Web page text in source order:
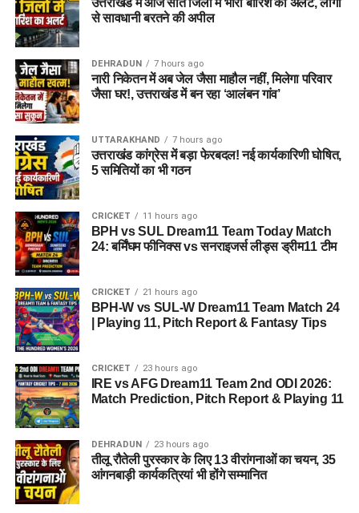
उपलब्ध कराई जा सकती है। इस पहल का मकसद सिर्फ महिलाओं और
बच्चों को रहने की जगह देना नहीं, बल्कि उन्हें ऐसा वातावरण उपलब्ध कराना
है, जहां वे खुद को सुरक्षित, सम्मानित और परिवार का हिस्सा महसूस कर
सकें।
5 एकड़ जमीन की हो रही है तलाश
आलंबन गांव विकसित करने के लिए करीब 5 एकड़ जमीन की आवश्यकता
बताई गई है। विभाग की पहली प्राथमिकता देहरादून जिले या उसके
आसपास जमीन तलाशने की थी, लेकिन फिलहाल उपयुक्त जमीन उपलब्ध
नहीं हो पाई है। अब विभाग की ओर से हरिद्वार और आसपास के क्षेत्रों में
जमीन की तलाश की जा रही है। अधिकारियों को उम्मीद है कि हरिद्वार में
इसके लिए उपयुक्त जमीन मिल सकती है।
इसके अलावा उत्तरकाशी जिले के चिन्यालीसौड़ में भी एक जमीन को लेकर
संभावनाएं देखी जा रही हैं। विभाग यह जांच कर रहा है कि वहां की जमीन
और परिस्थितियां आलंबन गांव के निर्माण के लिए उपयुक्त हैं या नहीं।
महिलाओं और बच्चों को मिलेगा नया जीवन
आलंबन गांव की यह योजना सिर्फ एक नया भवन या परिसर तैयार करने की
कवायद नहीं है, बल्कि नारी निकेतन में रहने वाली महिलाओं और बच्चों के
प्रति सोच में बदलाव की कोशिश भी है।
अगर यह योजना धरातल पर उतरती है तो संस्थागत जीवन की जगह उन्हें
परिवार जैसा माहौल, बेहतर स्वतंत्रता और सामाजिक वातावरण मिल
सकेगा। इससे बच्चों और महिलाओं के मानसिक और सामाजिक विकास में
से सावधानी बरतने की अपील
DEHRADUN 7 hours ago
नारी निकेतन में अब जेल जैसा माहौल नहीं, मिलेगा परिवार
जैसा घर!, उत्तराखंड में बन रहा ‘आलंबन गांव’
UTTARAKHAND 7 hours ago
उत्तराखंड कांग्रेस में बड़ा फेरबदल! नई कार्यकारिणी घोषित,
5 समितियों का भी गठन
CRICKET 11 hours ago
BPH vs SUL Dream11 Team Today Match
24: बर्मिंघम फीनिक्स vs सनराइजर्स लीड्स ड्रीम11 टीम
CRICKET 21 hours ago
BPH-W vs SUL-W Dream11 Team Match 24
| Playing 11, Pitch Report & Fantasy Tips
CRICKET 23 hours ago
IRE vs AFG Dream11 Team 2nd ODI 2026:
Match Prediction, Pitch Report & Playing 11
DEHRADUN 23 hours ago
तीलू रौतेली पुरस्कार के लिए 13 वीरांगनाओं का चयन, 35
आंगनबाड़ी कार्यकत्रियां भी होंगे सम्मानित